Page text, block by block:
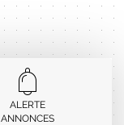
ALERTE
ANNONCES